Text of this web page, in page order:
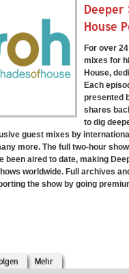
Deeper
House
For over
mixes for
House,
Each
presented
shares
to dig
guest mixes by
more. The full two-hour
been aired to date, making
worldwide. Full archives
the show by going
Mehr